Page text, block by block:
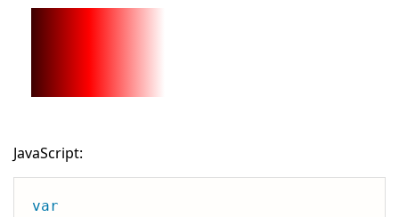
JavaScript:
var